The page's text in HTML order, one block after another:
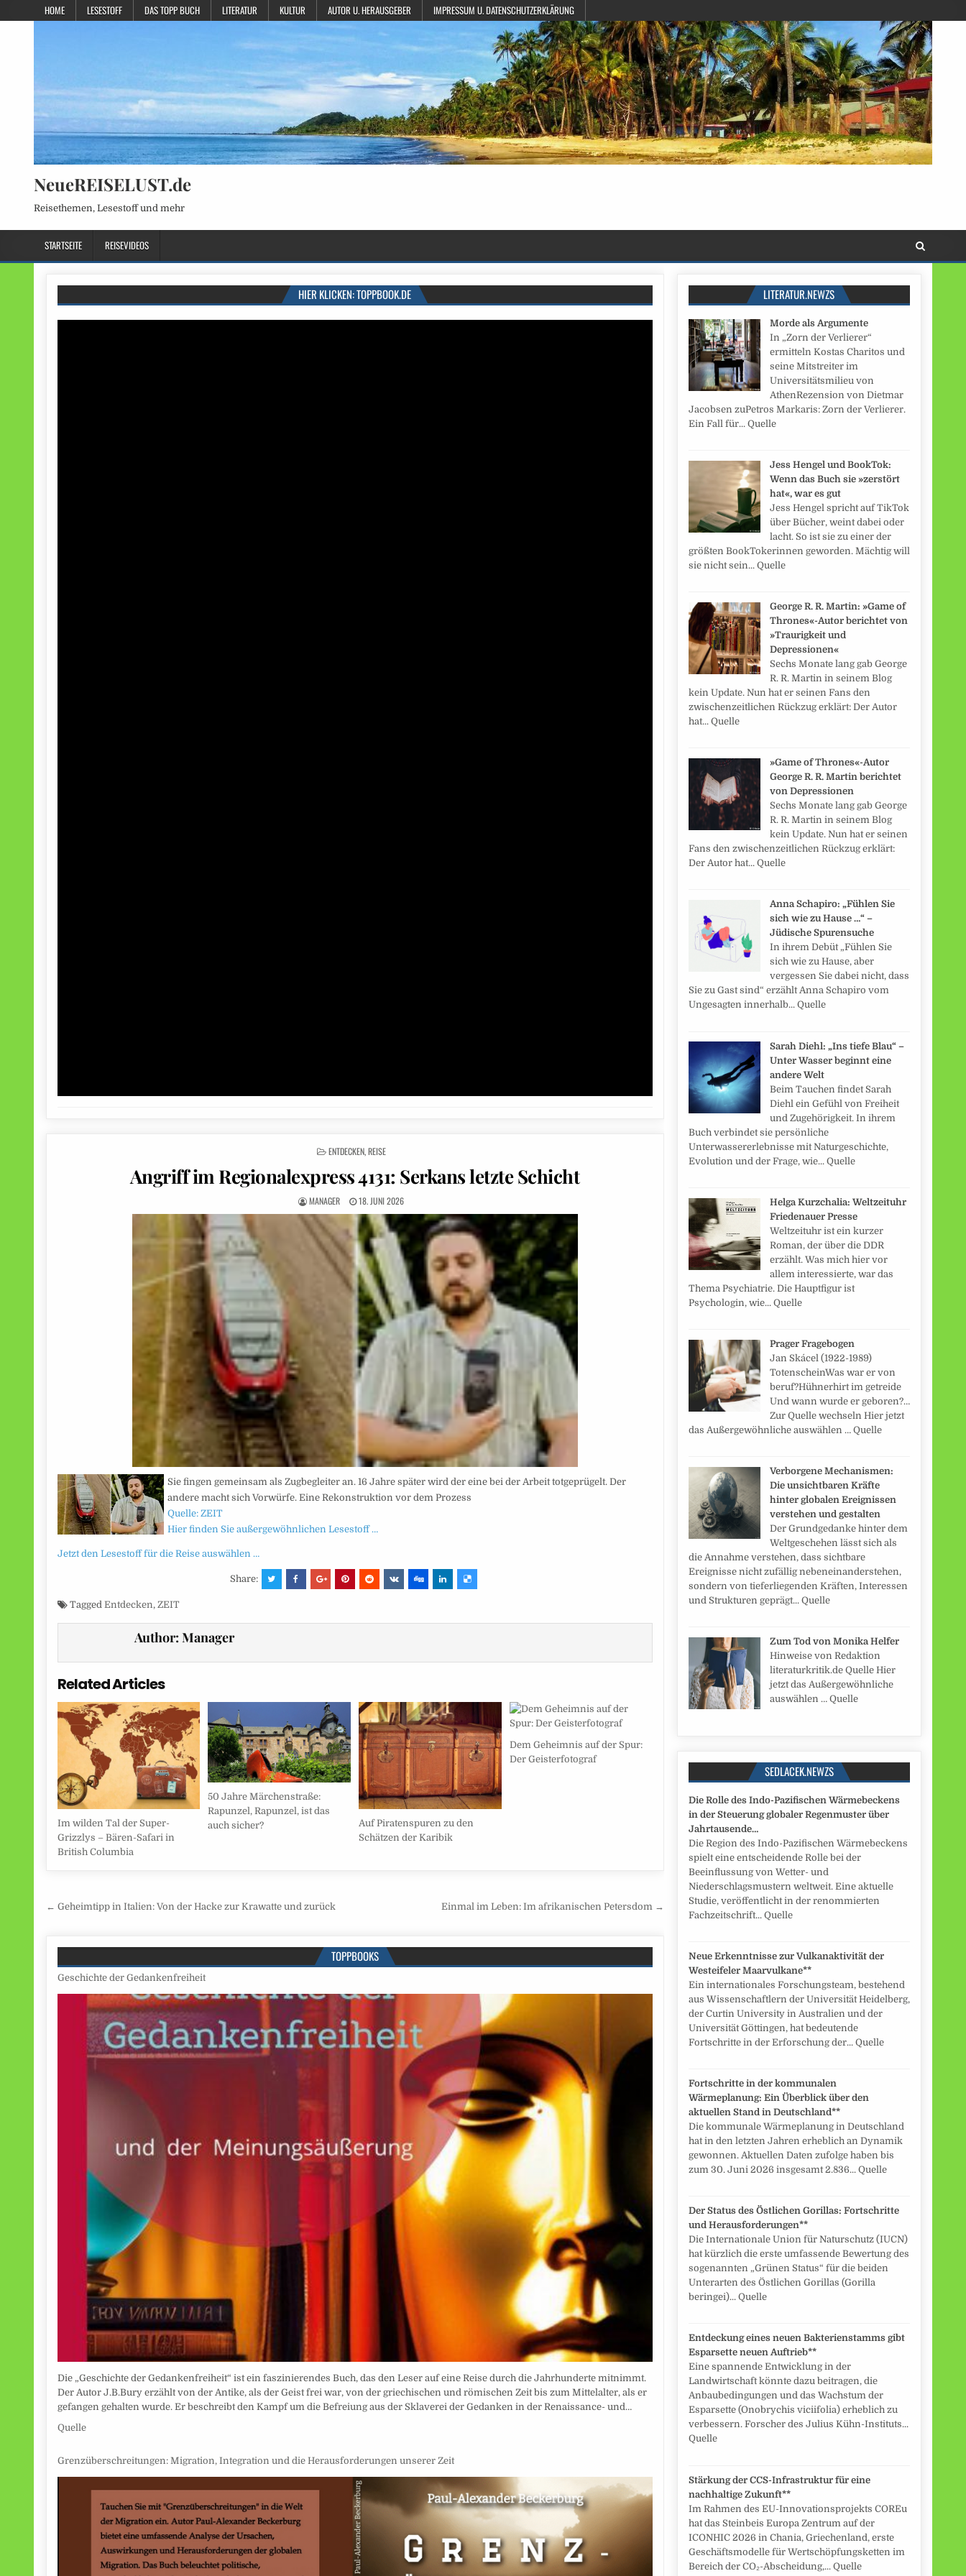
HOME LESESTOFF DAS TOPP BUCH LITERATUR KULTUR AUTOR U. HERAUSGEBER IMPRESSUM U. DATENSCHUTZERKLÄRUNG
NeueREISELUST.de
Reisethemen, Lesestoff und mehr
STARTSEITE REISEVIDEOS
HIER KLICKEN: TOPPBOOK.DE
POSTED
ENTDECKEN,REISE
Angriff im Regionalexpress 4131: Serkans letzte Schicht
MANAGER 18. JUNI 2026
Sie fingen gemeinsam als Zugbegleiter an. 16 Jahre später wird der eine bei der Arbeit totgeprügelt. Der
andere macht sich Vorwürfe. Eine Rekonstruktion vor dem Prozess
Quelle: ZEIT
Hier finden Sie außergewöhnlichen Lesestoff …
Jetzt den Lesestoff für die Reise auswählen …
Share:
Tagged Entdecken, ZEIT
Author:Manager
Related Articles
Im wilden Tal der Super-
Grizzlys – Bären-Safari in
British Columbia
50 Jahre Märchenstraße:
Rapunzel, Rapunzel, ist das
auch sicher?
Auf Piratenspuren zu den
Schätzen der Karibik
Dem Geheimnis auf der Spur:
Der Geisterfotograf
Beitragsnavigation
← Geheimtipp in Italien: Von der Hacke zur Krawatte und zurück Einmal im Leben: Im afrikanischen Petersdom →
TOPPBOOKS
Geschichte der Gedankenfreiheit
Die „Geschichte der Gedankenfreiheit“ ist ein faszinierendes Buch, das den Leser auf eine Reise durch die Jahrhunderte mitnimmt.
Der Autor J.B.Bury erzählt von der Antike, als der Geist frei war, von der griechischen und römischen Zeit bis zum Mittelalter, als er
gefangen gehalten wurde. Er beschreibt den Kampf um die Befreiung aus der Sklaverei der Gedanken in der Renaissance- und…
Quelle
Grenzüberschreitungen: Migration, Integration und die Herausforderungen unserer Zeit
LITERATUR.NEWZS
Morde als Argumente
In „Zorn der Verlierer“
ermitteln Kostas Charitos und
seine Mitstreiter im
Universitätsmilieu von
AthenRezension von Dietmar
Jacobsen zuPetros Markaris: Zorn der Verlierer.
Ein Fall für... Quelle
Jess Hengel und BookTok:
Wenn das Buch sie »zerstört
hat«, war es gut
Jess Hengel spricht auf TikTok
über Bücher, weint dabei oder
lacht. So ist sie zu einer der
größten BookTokerinnen geworden. Mächtig will
sie nicht sein... Quelle
George R. R. Martin: »Game of
Thrones«-Autor berichtet von
»Traurigkeit und
Depressionen«
Sechs Monate lang gab George
R. R. Martin in seinem Blog
kein Update. Nun hat er seinen Fans den
zwischenzeitlichen Rückzug erklärt: Der Autor
hat... Quelle
»Game of Thrones«-Autor
George R. R. Martin berichtet
von Depressionen
Sechs Monate lang gab George
R. R. Martin in seinem Blog
kein Update. Nun hat er seinen
Fans den zwischenzeitlichen Rückzug erklärt:
Der Autor hat... Quelle
Anna Schapiro: „Fühlen Sie
sich wie zu Hause …“ –
Jüdische Spurensuche
In ihrem Debüt „Fühlen Sie
sich wie zu Hause, aber
vergessen Sie dabei nicht, dass
Sie zu Gast sind“ erzählt Anna Schapiro vom
Ungesagten innerhalb... Quelle
Sarah Diehl: „Ins tiefe Blau“ –
Unter Wasser beginnt eine
andere Welt
Beim Tauchen findet Sarah
Diehl ein Gefühl von Freiheit
und Zugehörigkeit. In ihrem
Buch verbindet sie persönliche
Unterwassererlebnisse mit Naturgeschichte,
Evolution und der Frage, wie... Quelle
Helga Kurzchalia: Weltzeituhr
Friedenauer Presse
Weltzeituhr ist ein kurzer
Roman, der über die DDR
erzählt. Was mich hier vor
allem interessierte, war das
Thema Psychiatrie. Die Hauptfigur ist
Psychologin, wie... Quelle
Prager Fragebogen
Jan Skácel (1922-1989)
TotenscheinWas war er von
beruf?Hühnerhirt im getreide
Und wann wurde er geboren?…
Zur Quelle wechseln Hier jetzt
das Außergewöhnliche auswählen … Quelle
Verborgene Mechanismen:
Die unsichtbaren Kräfte
hinter globalen Ereignissen
verstehen und gestalten
Der Grundgedanke hinter dem
Weltgeschehen lässt sich als
die Annahme verstehen, dass sichtbare
Ereignisse nicht zufällig nebeneinanderstehen,
sondern von tieferliegenden Kräften, Interessen
und Strukturen geprägt... Quelle
Zum Tod von Monika Helfer
Hinweise von Redaktion
literaturkritik.de Quelle Hier
jetzt das Außergewöhnliche
auswählen … Quelle
SEDLACEK.NEWZS
Die Rolle des Indo-Pazifischen Wärmebeckens
in der Steuerung globaler Regenmuster über
Jahrtausende…
Die Region des Indo-Pazifischen Wärmebeckens
spielt eine entscheidende Rolle bei der
Beeinflussung von Wetter- und
Niederschlagsmustern weltweit. Eine aktuelle
Studie, veröffentlicht in der renommierten
Fachzeitschrift... Quelle
Neue Erkenntnisse zur Vulkanaktivität der
Westeifeler Maarvulkane**
Ein internationales Forschungsteam, bestehend
aus Wissenschaftlern der Universität Heidelberg,
der Curtin University in Australien und der
Universität Göttingen, hat bedeutende
Fortschritte in der Erforschung der... Quelle
Fortschritte in der kommunalen
Wärmeplanung: Ein Überblick über den
aktuellen Stand in Deutschland**
Die kommunale Wärmeplanung in Deutschland
hat in den letzten Jahren erheblich an Dynamik
gewonnen. Aktuellen Daten zufolge haben bis
zum 30. Juni 2026 insgesamt 2.836... Quelle
Der Status des Östlichen Gorillas: Fortschritte
und Herausforderungen**
Die Internationale Union für Naturschutz (IUCN)
hat kürzlich die erste umfassende Bewertung des
sogenannten „Grünen Status“ für die beiden
Unterarten des Östlichen Gorillas (Gorilla
beringei)... Quelle
Entdeckung eines neuen Bakterienstamms gibt
Esparsette neuen Auftrieb**
Eine spannende Entwicklung in der
Landwirtschaft könnte dazu beitragen, die
Anbaubedingungen und das Wachstum der
Esparsette (Onobrychis viciifolia) erheblich zu
verbessern. Forscher des Julius Kühn-Instituts...
Quelle
Stärkung der CCS-Infrastruktur für eine
nachhaltige Zukunft**
Im Rahmen des EU-Innovationsprojekts COREu
hat das Steinbeis Europa Zentrum auf der
ICONHIC 2026 in Chania, Griechenland, erste
Geschäftsmodelle für Wertschöpfungsketten im
Bereich der CO₂-Abscheidung,... Quelle